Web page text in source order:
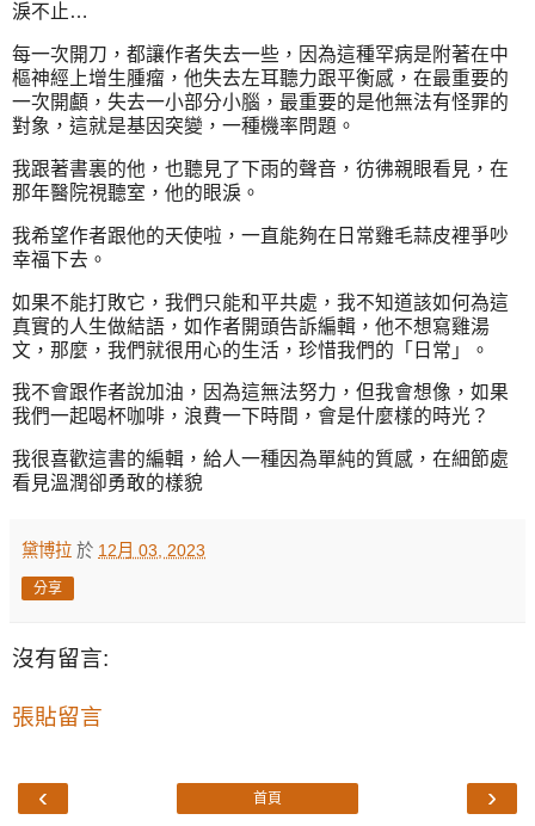
淚不止…
每一次開刀，都讓作者失去一些，因為這種罕病是附著在中
樞神經上增生腫瘤，他失去左耳聽力跟平衡感，在最重要的
一次開顱，失去一小部分小腦，最重要的是他無法有怪罪的
對象，這就是基因突變，一種機率問題。
我跟著書裏的他，也聽見了下雨的聲音，彷彿親眼看見，在
那年醫院視聽室，他的眼淚。
我希望作者跟他的天使啦，一直能夠在日常雞毛蒜皮裡爭吵
幸福下去。
如果不能打敗它，我們只能和平共處，我不知道該如何為這
真實的人生做結語，如作者開頭告訴編輯，他不想寫雞湯
文，那麼，我們就很用心的生活，珍惜我們的「日常」。
我不會跟作者說加油，因為這無法努力，但我會想像，如果
我們一起喝杯咖啡，浪費一下時間，會是什麼樣的時光？
我很喜歡這書的編輯，給人一種因為單純的質感，在細節處
看見溫潤卻勇敢的樣貌
黛博拉 於 12月 03, 2023
分享
沒有留言:
張貼留言
‹ ›
首頁